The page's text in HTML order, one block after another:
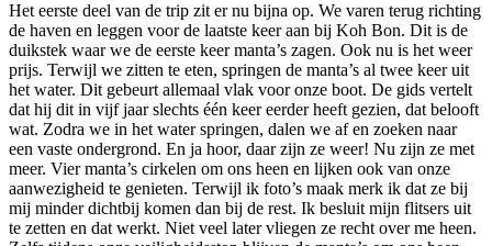
Het eerste deel van de trip zit er nu bijna op. We varen terug richting
de haven en leggen voor de laatste keer aan bij Koh Bon. Dit is de
duikstek waar we de eerste keer manta’s zagen. Ook nu is het weer
prijs. Terwijl we zitten te eten, springen de manta’s al twee keer uit
het water. Dit gebeurt allemaal vlak voor onze boot. De gids vertelt
dat hij dit in vijf jaar slechts één keer eerder heeft gezien, dat belooft
wat. Zodra we in het water springen, dalen we af en zoeken naar
een vaste ondergrond. En ja hoor, daar zijn ze weer! Nu zijn ze met
meer. Vier manta’s cirkelen om ons heen en lijken ook van onze
aanwezigheid te genieten. Terwijl ik foto’s maak merk ik dat ze bij
mij minder dichtbij komen dan bij de rest. Ik besluit mijn flitsers uit
te zetten en dat werkt. Niet veel later vliegen ze recht over me heen.